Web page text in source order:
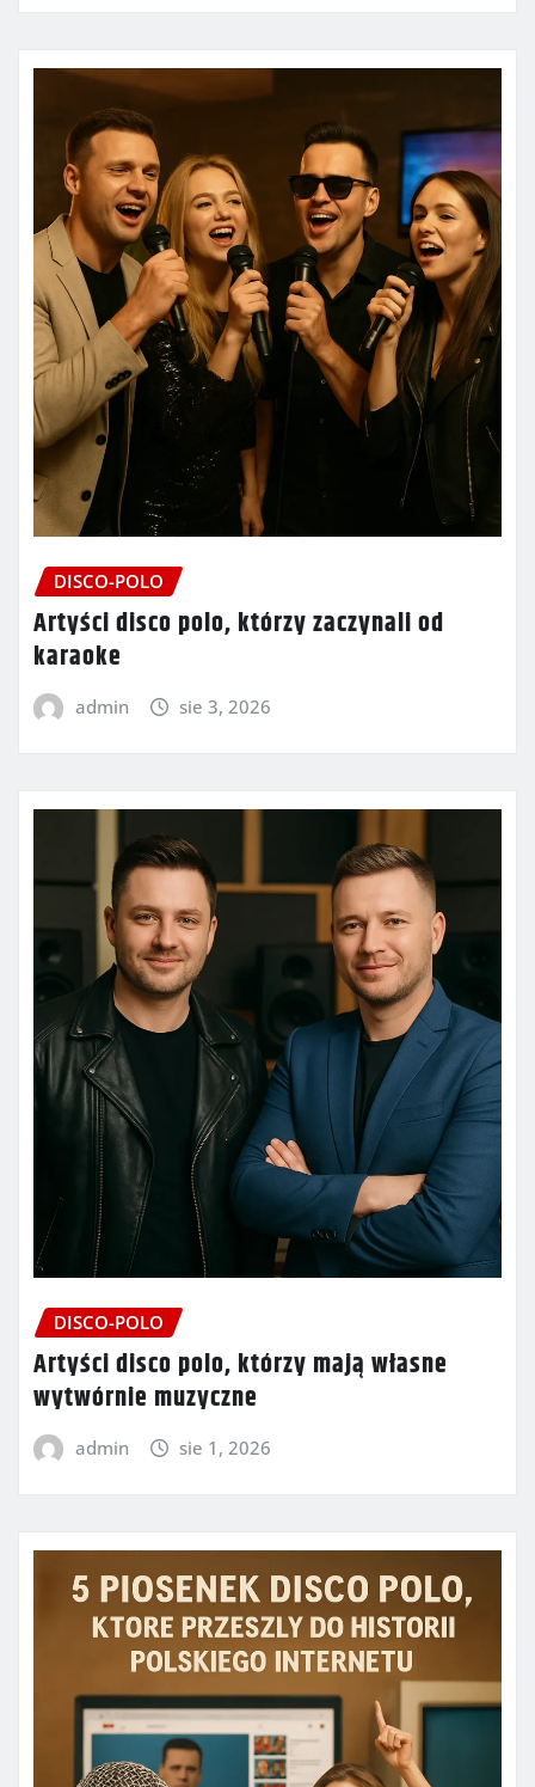
DISCO-POLO
Artyści disco polo, którzy zaczynali od
karaoke
admin sie 3, 2026
DISCO-POLO
Artyści disco polo, którzy mają własne
wytwórnie muzyczne
admin sie 1, 2026